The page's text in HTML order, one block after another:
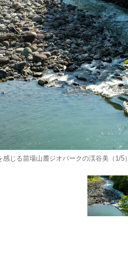
じる苗場山麓ジオパークの渓谷美（1/5）